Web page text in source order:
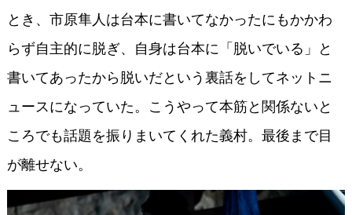
とき、市原隼人は台本に書いてなかったにもかかわ
らず自主的に脱ぎ、自身は台本に「脱いでいる」と
書いてあったから脱いだという裏話をしてネットニ
ュースになっていた。こうやって本筋と関係ないと
ころでも話題を振りまいてくれた義村。最後まで目
が離せない。